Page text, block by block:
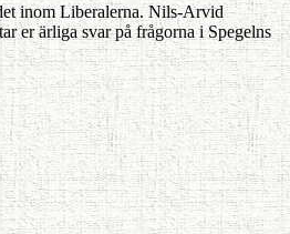
inom Liberalerna. Nils-Arvid
er ärliga svar på frågorna i Spegelns